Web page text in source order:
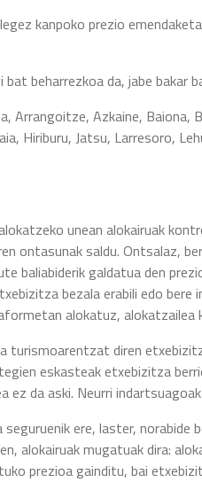
kanpoko prezio
bat beharrezkoa da, jabe
Arrangoitze, Azkaine,
Hiriburu, Jatsu, Larresoro,
unean alokairuak
ontasunak saldu. Ontsalaz,
baliabiderik galdatua den
bezala erabili edo
alokatuz, alokatzailea
turismoarentzat diren
eskasteak etxebizitza
ez da aski. Neurri
seguruenik ere, laster,
alokairuak mugatuak dira:
prezioa gainditu, bai